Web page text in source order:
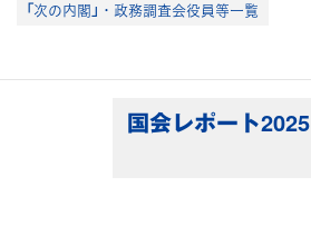
「次の内閣」・政務調査会役員等一覧
国会レポート2025